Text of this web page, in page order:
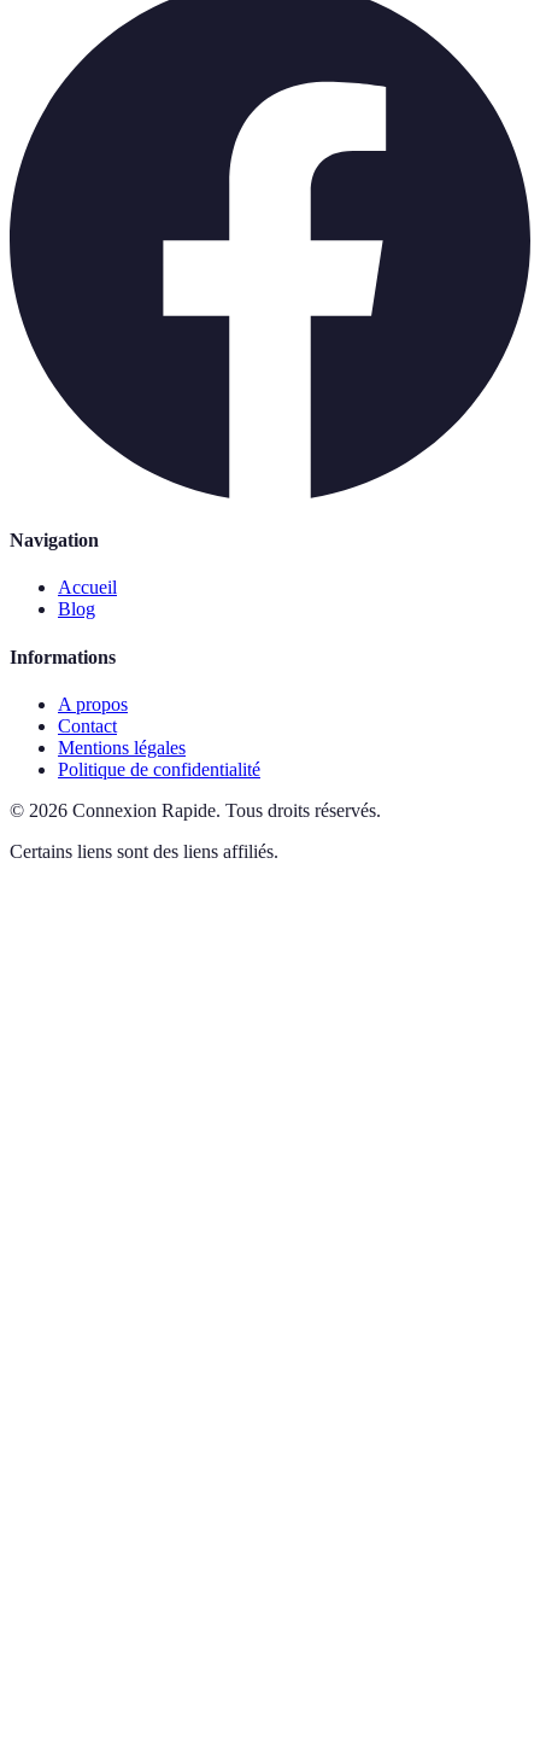
Navigation
Accueil
Blog
Informations
A propos
Contact
Mentions légales
Politique de confidentialité
© 2026 Connexion Rapide. Tous droits réservés.
Certains liens sont des liens affiliés.